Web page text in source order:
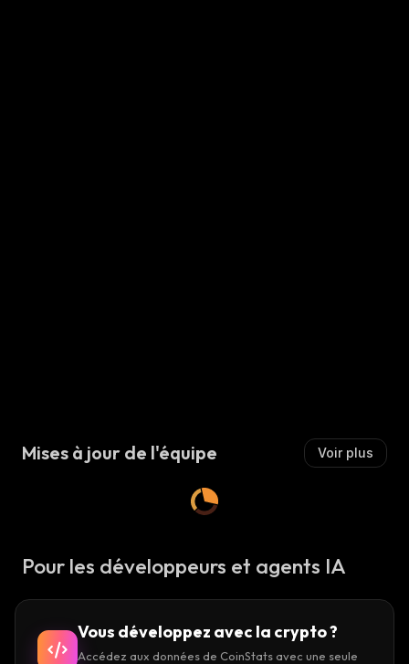
Mises à jour de l'équipe Voir plus
Pour les développeurs et agents IA
Vous développez avec la crypto ?
Accédez aux données de CoinStats avec une seule